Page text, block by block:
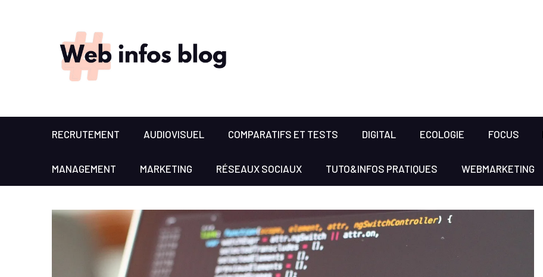
RECRUTEMENT AUDIOVISUEL COMPARATIFS ET TESTS DIGITAL ECOLOGIE FOCUS
MANAGEMENT MARKETING RÉSEAUX SOCIAUX TUTO&INFOS PRATIQUES WEBMARKETING